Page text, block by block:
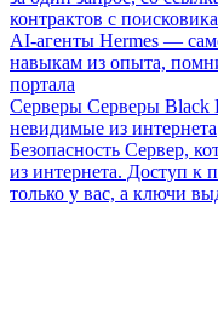
контрактов с
AI-агенты Hermes —
навыкам из опыта,
портала
Серверы Серверы Black
невидимые из интернета
Безопасность Сервер,
из интернета. Доступ
только у вас, а ключи